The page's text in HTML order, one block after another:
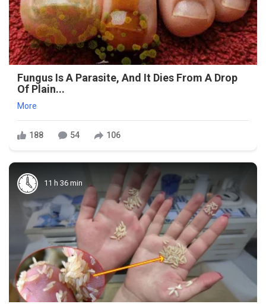
Fungus Is A Parasite, And It Dies From A Drop
Of Plain...
More
188 54 106
11 h 36 min